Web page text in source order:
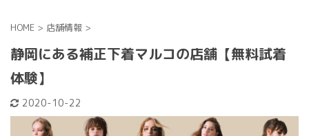
HOME > 店舗情報 >
静岡にある補正下着マルコの店舗【無料試着
体験】
2020-10-22